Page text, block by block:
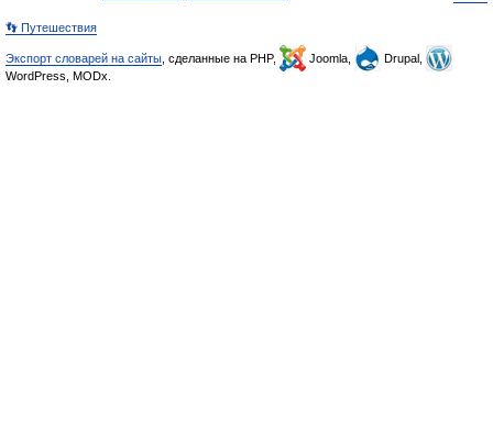
👣 Путешествия
Экспорт словарей на сайты , сделанные на PHP, Joomla,
Drupal,
WordPress, MODx.